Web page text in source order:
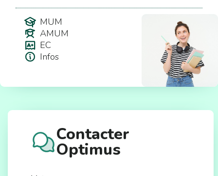
MUM
AMUM
EC
Infos
Contacter
Optimus